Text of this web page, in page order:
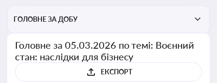
ГОЛОВНЕ ЗА ДОБУ
Головне за 05.03.2026 по темі: Воєнний
стан: наслідки для бізнесу
ЕКСПОРТ